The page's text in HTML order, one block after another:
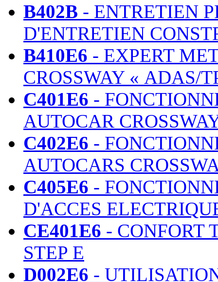
B402B - ENTRETIEN
D'ENTRETIEN
B410E6 - EXPERT
CROSSWAY « ADAS/
C401E6 -
AUTOCAR
C402E6 -
AUTOCARS
C405E6 -
D'ACCES
CE401E6 - CONFORT
STEP E
D002E6 -